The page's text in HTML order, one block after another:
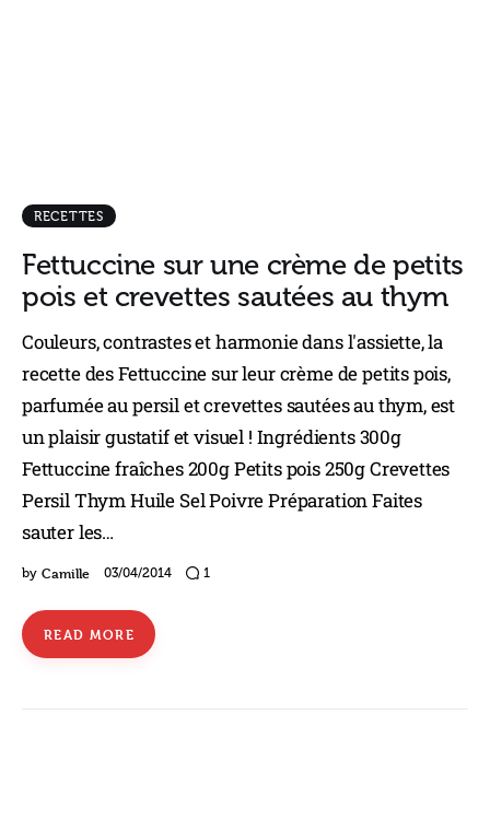
RECETTES
Fettuccine sur une crème de petits
pois et crevettes sautées au thym
Couleurs, contrastes et harmonie dans l'assiette, la
recette des Fettuccine sur leur crème de petits pois,
parfumée au persil et crevettes sautées au thym, est
un plaisir gustatif et visuel ! Ingrédients 300g
Fettuccine fraîches 200g Petits pois 250g Crevettes
Persil Thym Huile Sel Poivre Préparation Faites
sauter les…
by Camille 03/04/2014 1
READ MORE